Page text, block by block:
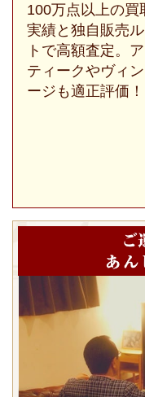
100万点以上の買
実績と独自販売
トで高額査定。
ティークやヴィ
ージも適正評価！